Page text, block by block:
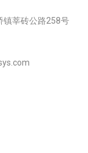
镇莘砖公路258号